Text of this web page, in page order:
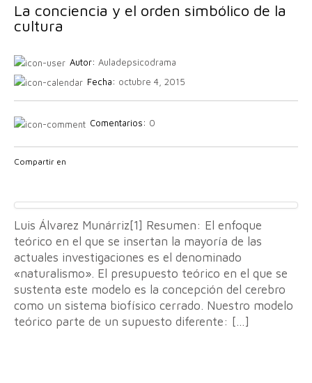
La conciencia y el orden simbólico de la
cultura
Autor: Auladepsicodrama
Fecha: octubre 4, 2015
Comentarios: 0
Compartir en
Luis Álvarez Munárriz[1] Resumen: El enfoque
teórico en el que se insertan la mayoría de las
actuales investigaciones es el denominado
«naturalismo». El presupuesto teórico en el que se
sustenta este modelo es la concepción del cerebro
como un sistema biofísico cerrado. Nuestro modelo
teórico parte de un supuesto diferente: […]